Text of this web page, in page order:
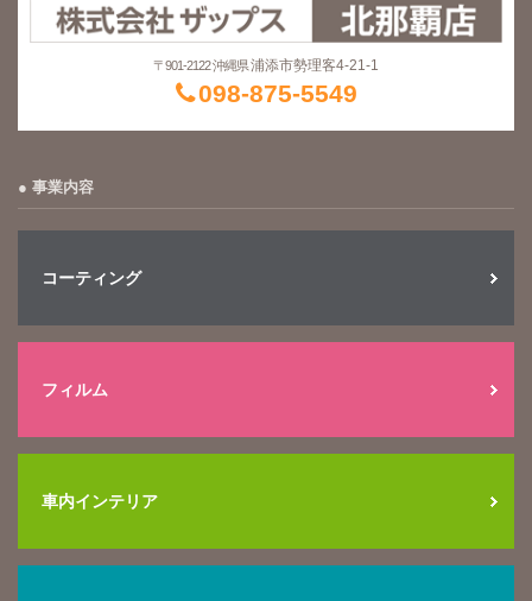
〒901-2122 沖縄県浦添市勢理客4-21-1
098-875-5549
事業内容
コーティング
フィルム
車内インテリア